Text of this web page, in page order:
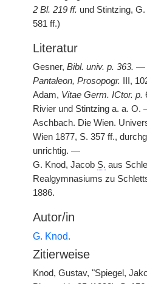
2 Bl. 219 ff. und Stintzing,
581 ff.)
Literatur
Gesner, Bibl. univ. p. 363. —
Pantaleon, Prosopogr. III,
Adam, Vitae Germ. ICtor. p.
Rivier und Stintzing a. a. O.
Aschbach. Die Wien.
Wien 1877, S. 357 ff.,
unrichtig. —
G. Knod, Jacob S. aus
Realgymnasiums zu
1886.
Autor/in
G. Knod.
Zitierweise
Knod, Gustav, "Spiegel,